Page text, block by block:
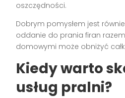
oszczędności.
Dobrym pomysłem jest
oddanie do prania firan
domowymi może obniżyć
Kiedy warto
usług pralni?